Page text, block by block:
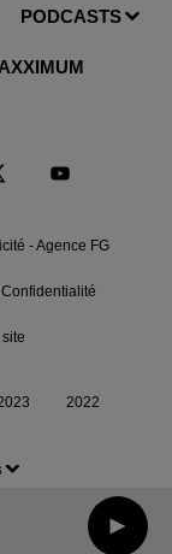
PODCASTS
- Agence FG
2022